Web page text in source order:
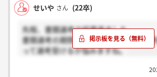
せいや さん (22卒)
先程、書類選考の結果来ました。
書類選考の期間が長いと企業に対する
って選考受けるか悩みますね。